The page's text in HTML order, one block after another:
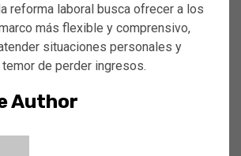
reforma laboral busca ofrecer a los
más flexible y comprensivo,
situaciones personales y
de perder ingresos.
Author